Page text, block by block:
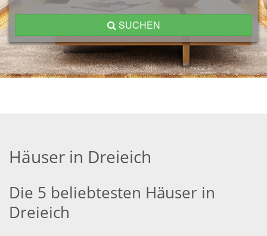
SUCHEN
Häuser in Dreieich
Die 5 beliebtesten Häuser in
Dreieich